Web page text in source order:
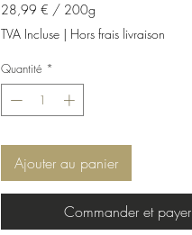
28,99 € / 200g
28,99 €
pour
200
Grammes
TVA Incluse | Hors frais livraison
Quantité *
Ajouter au panier
Commander et payer